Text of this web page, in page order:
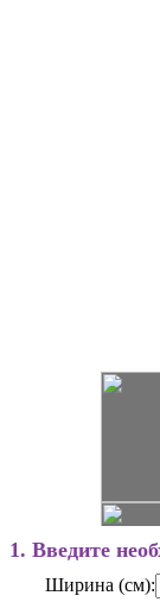
1. Введите
Ширина (см):